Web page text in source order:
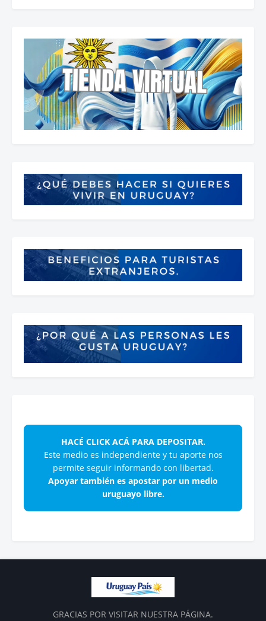
HACÉ CLICK ACÁ PARA DEPOSITAR.
Este medio es independiente y tu aporte nos
permite seguir informando con libertad.
Apoyar también es apostar por un medio
uruguayo libre.
GRACIAS POR VISITAR NUESTRA PÁGINA.